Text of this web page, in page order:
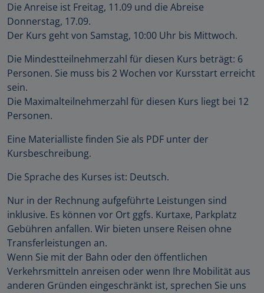
Die Anreise ist Freitag, 11.09 und die Abreise
Donnerstag, 17.09.
Der Kurs geht von Samstag, 10:00 Uhr bis Mittwoch.
Die Mindestteilnehmerzahl für diesen Kurs beträgt: 6
Personen. Sie muss bis 2 Wochen vor Kursstart erreicht
sein.
Die Maximalteilnehmerzahl für diesen Kurs liegt bei 12
Personen.
Eine Materialliste finden Sie als PDF unter der
Kursbeschreibung.
Die Sprache des Kurses ist: Deutsch.
Nur in der Rechnung aufgeführte Leistungen sind
inklusive. Es können vor Ort ggfs. Kurtaxe, Parkplatz
Gebühren anfallen. Wir bieten unsere Reisen ohne
Transferleistungen an.
Wenn Sie mit der Bahn oder den öffentlichen
Verkehrsmitteln anreisen oder wenn Ihre Mobilität aus
anderen Gründen eingeschränkt ist, sprechen Sie uns